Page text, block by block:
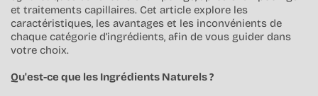
et traitements capillaires. Cet article explore les
caractéristiques, les avantages et les inconvénients de
chaque catégorie d’ingrédients, afin de vous guider dans
votre choix.
Qu'est-ce que les Ingrédients Naturels ?